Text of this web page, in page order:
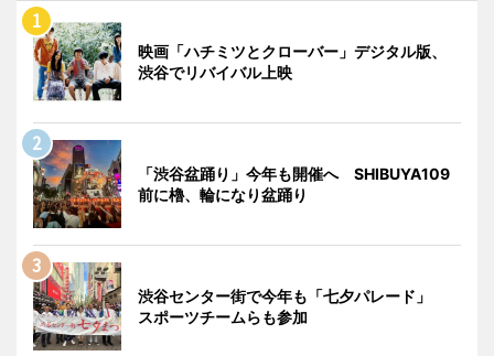
映画「ハチミツとクローバー」デジタル版、
渋谷でリバイバル上映
「渋谷盆踊り」今年も開催へ SHIBUYA109
前に櫓、輪になり盆踊り
渋谷センター街で今年も「七夕パレード」
スポーツチームらも参加